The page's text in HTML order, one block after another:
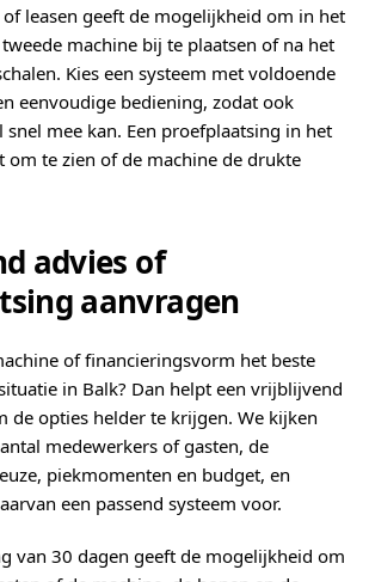
leasen geeft de mogelijkheid om in het
machine bij te plaatsen of na het
Kies een systeem met voldoende
eenvoudige bediening, zodat ook
mee kan. Een proefplaatsing in het
om te zien of de machine de drukte
advies of
aanvragen
of financieringsvorm het beste
in Balk? Dan helpt een vrijblijvend
de opties helder te krijgen. We kijken
medewerkers of gasten, de
piekmomenten en budget, en
een passend systeem voor.
van 30 dagen geeft de mogelijkheid om